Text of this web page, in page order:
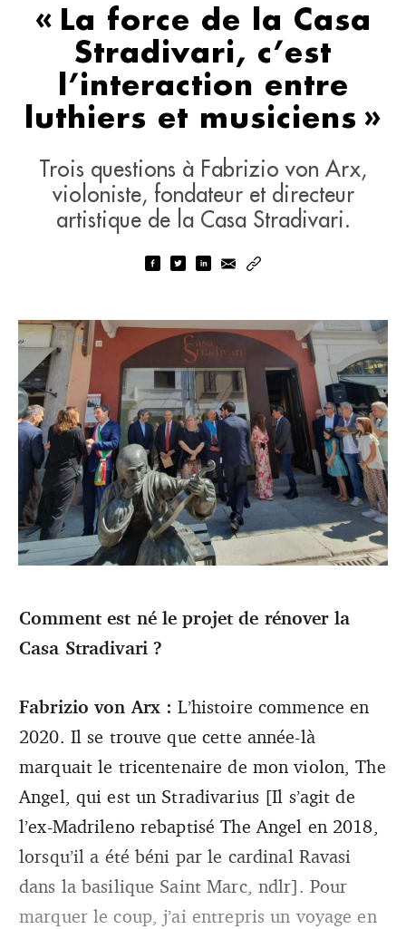
« La force de la Casa
Stradivari, c’est
l’interaction entre
luthiers et musiciens »
Trois questions à Fabrizio von Arx,
violoniste, fondateur et directeur
artistique de la Casa Stradivari.
Trois questions à Fabrizio von Arx, violoniste, fondateur
et directeur artistique de la Casa Stradivari
Comment est né le projet de rénover la
Casa Stradivari ?
Fabrizio von Arx :L’histoire commence en
2020. Il se trouve que cette année-là
marquait le tricentenaire de mon violon, The
Angel, qui est un Stradivarius [Il s’agit de
l’ex-Madrileno rebaptisé The Angel en 2018,
lorsqu’il a été béni par le cardinal Ravasi
dans la basilique Saint Marc, ndlr]. Pour
marquer le coup, j’ai entrepris un voyage en